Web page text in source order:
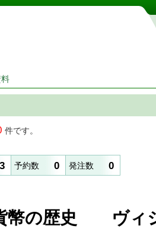
予約システム
件です。
3 予約数 0 発注数 0
幣の歴史 ヴ